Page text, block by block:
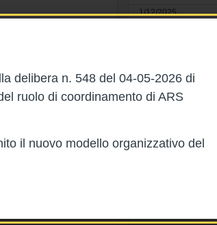
delibera n. 548 del 04-05-2026 di
ruolo di coordinamento di ARS
il nuovo modello organizzativo del
1/12/2025
Delibera n.1584
Delibera n.1561
Delibera n.1564
Delibera n.1558